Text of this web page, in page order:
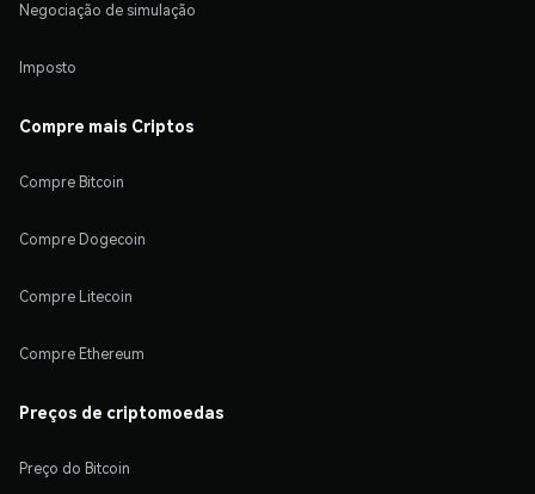
Negociação de simulação
Imposto
Compre mais Criptos
Compre Bitcoin
Compre Dogecoin
Compre Litecoin
Compre Ethereum
Preços de criptomoedas
Preço do Bitcoin